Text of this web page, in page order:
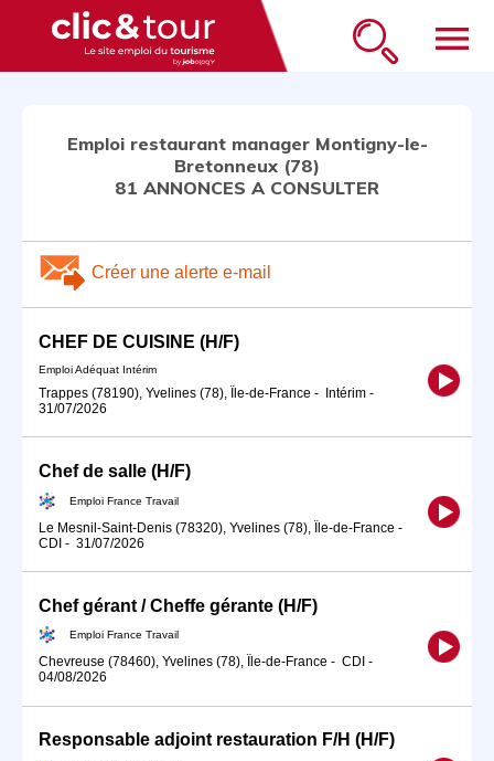
menu
Emploi restaurant manager Montigny-le-
Bretonneux (78)
81 ANNONCES A CONSULTER
Créer une alerte e-mail
CHEF DE CUISINE (H/F)
Emploi Adéquat Intérim
Trappes (78190), Yvelines (78), Île-de-France - Intérim -
31/07/2026
Chef de salle (H/F)
Emploi France Travail
Le Mesnil-Saint-Denis (78320), Yvelines (78), Île-de-France -
CDI - 31/07/2026
Chef gérant / Cheffe gérante (H/F)
Emploi France Travail
Chevreuse (78460), Yvelines (78), Île-de-France - CDI -
04/08/2026
Responsable adjoint restauration F/H (H/F)